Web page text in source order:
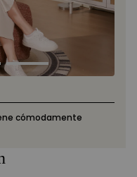
cómodamente